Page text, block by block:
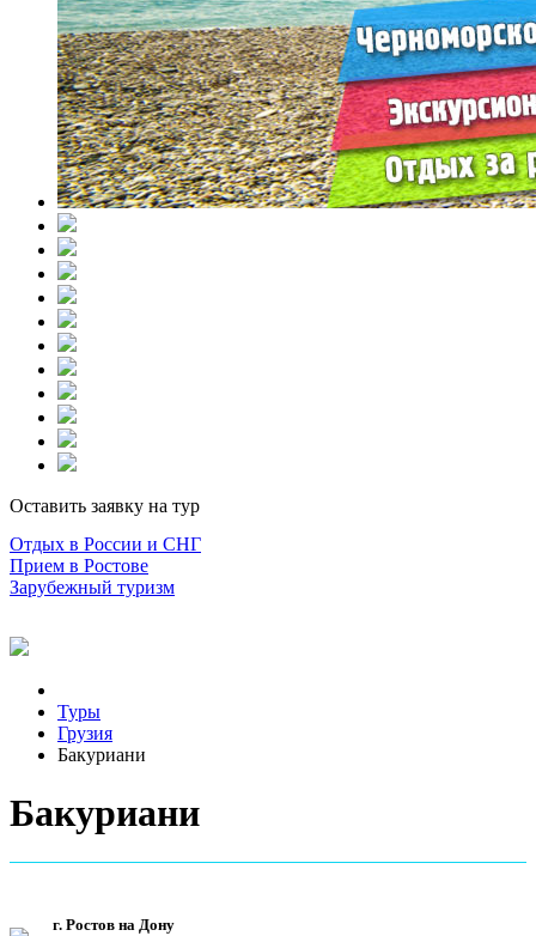
Оставить заявку на тур
Отдых в России и СНГ
Прием в Ростове
Зарубежный туризм
Туры
Грузия
Бакуриани
Бакуриани
г. Ростов на Дону